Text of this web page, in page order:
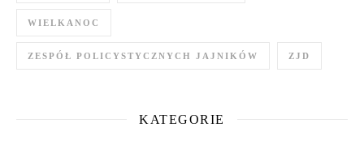
WIELKANOC
ZESPÓŁ POLICYSTYCZNYCH JAJNIKÓW ZJD
KATEGORIE